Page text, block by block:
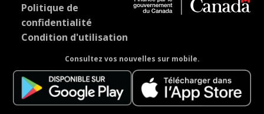
Politique de
confidentialité
Condition d'utilisation
Consultez vos nouvelles sur mobile.